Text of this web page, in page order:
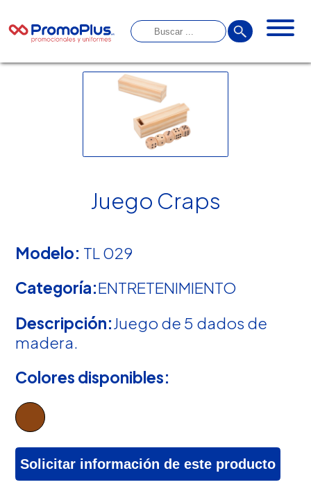
Juego Craps
Modelo: TL 029
Categoría:ENTRETENIMIENTO
Descripción: Juego de 5 dados de
madera.
Colores disponibles:
Solicitar información de este producto